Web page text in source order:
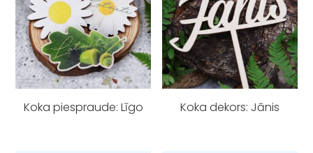
Koka piespraude: Līgo Koka dekors: Jānis